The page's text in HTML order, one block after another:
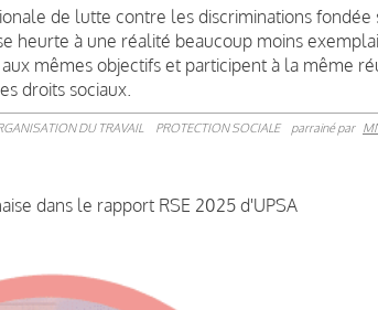
de lutte contre les discriminations
heurte à une réalité beaucoup moins
mêmes objectifs et participent à la même
droits sociaux.
DU TRAVAIL PROTECTION SOCIALE parrainé par
dans le rapport RSE 2025 d'UPSA